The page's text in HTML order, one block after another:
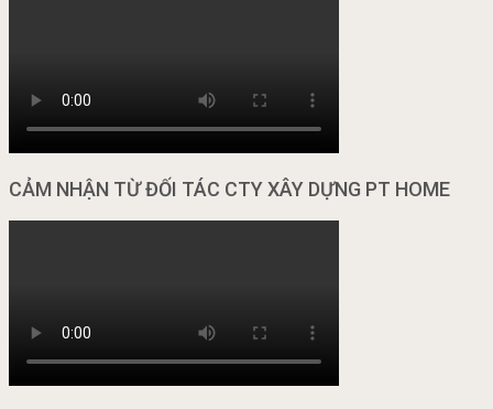
CẢM NHẬN TỪ ĐỐI TÁC CTY XÂY DỰNG PT HOME